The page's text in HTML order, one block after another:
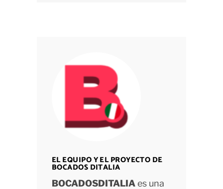
EL EQUIPO Y EL PROYECTO DE
BOCADOS DITALIA
BOCADOSDITALIAes una